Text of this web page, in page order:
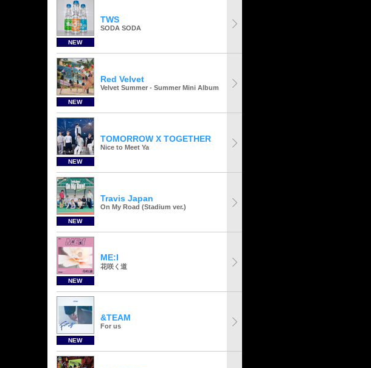
NEW
TWS
SODA SODA
NEW
Red Velvet
Velvet Summer - Summer Mini Album
NEW
TOMORROW X TOGETHER
Nice to Meet Ya
NEW
Travis Japan
On My Road (Stadium ver.)
NEW
ME:I
花咲く道
NEW
&TEAM
For us